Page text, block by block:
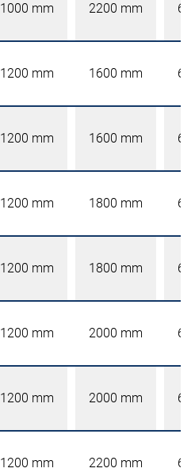
1000 mm 2200 mm
1200 mm 1600 mm
1200 mm 1600 mm
1200 mm 1800 mm
1200 mm 1800 mm
1200 mm 2000 mm
1200 mm 2000 mm
1200 mm 2200 mm